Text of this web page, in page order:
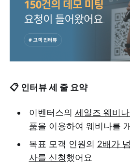
📋 인터뷰 세 줄 요약
이벤터스의 세일즈 웨비
품을 이용하여 웨비나를
목표 모객 인원의 2배가
사를 신청했어요